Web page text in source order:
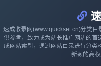
速成收录网(www.quickset.cn)分类目
供参考，致力成为站长推广网站的首
成网站索引，通过网站目录进行分
新颖的高权